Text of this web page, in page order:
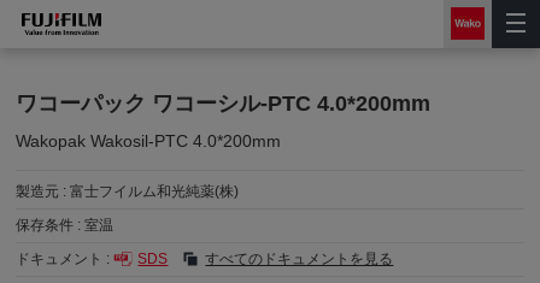
ワコーパック ワコーシル-PTC 4.0*200mm
Wakopak Wakosil-PTC 4.0*200mm
製造元 :富士フイルム和光純薬(株)
保存条件 :室温
ドキュメント :
SDS すべてのドキュメントを見る